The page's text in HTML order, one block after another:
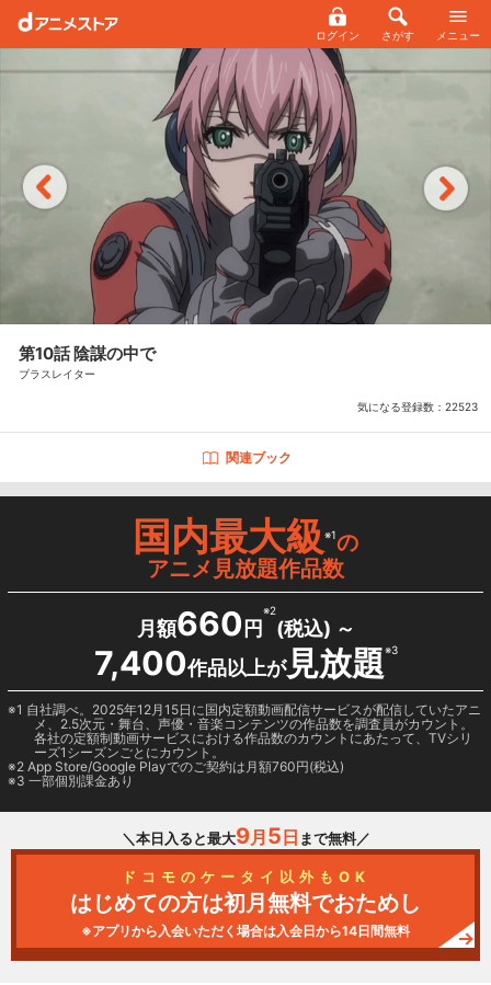
ログイン さがす メニュー
第10話 陰謀の中で
ブラスレイター
気になる登録数： 22523
関連ブック
国内最大級※1の
アニメ見放題作品数
月額660 円
※2
(税込) ～
7,400作品以上が見放題※3
1 自社調べ。2025年12月15日に国内定額動画配信サービスが配信していたアニ
メ、2.5次元・舞台、声優・音楽コンテンツの作品数を調査員がカウント。
各社の定額制動画サービスにおける作品数のカウントにあたって、TVシリ
ーズ1シーズンごとにカウント。
2 App Store/Google Playでのご契約は月額760円(税込)
3 一部個別課金あり
＼本日入ると最大9月 5 日 まで無料／
ドコモのケータイ以外もOK
はじめての方は初月無料でおためし
※アプリから入会いただく場合は入会日から14日間無料